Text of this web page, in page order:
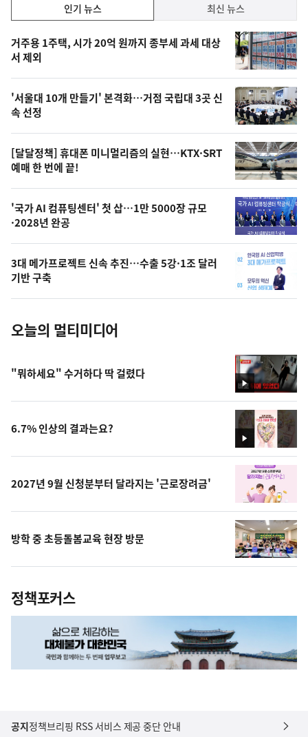
기,
최
신,
오
늘
의
영
상
오
의
사
진
인기 뉴스 최신 뉴스
기
뉴
스
거주용 1주택, 시가 20억 원까지 종부세 과세 대상
서 제외
'서울대 10개 만들기' 본격화…거점 국립대 3곳 신
속 선정
[달달정책] 휴대폰 미니멀리즘의 실현…KTX·SRT
예매 한 번에 끝!
'국가 AI 컴퓨팅센터' 첫 삽…1만 5000장 규모
·2028년 완공
3대 메가프로젝트 신속 추진…수출 5강·1조 달러
기반 구축
오늘의 멀티미디어
영
상
"뭐하세요" 수거하다 딱 걸렸다
영
상
6.7% 인상의 결과는요?
2027년 9월 신청분부터 달라지는 '근로장려금'
방학 중 초등돌봄교육 현장 방문
정책포커스
공지정책브리핑 RSS 서비스 제공 중단 안내